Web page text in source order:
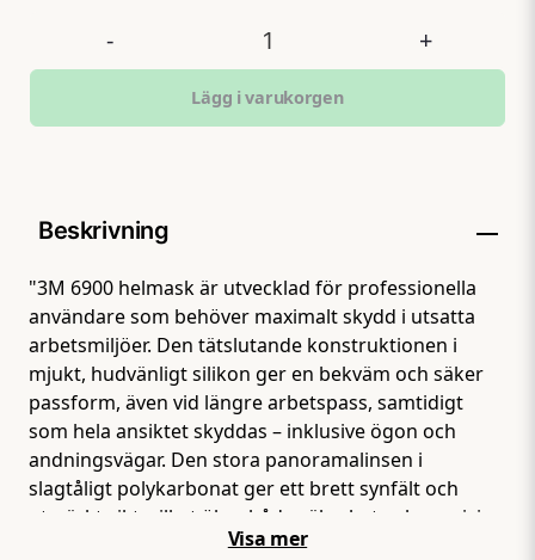
- +
Lägg i varukorgen
Beskrivning
"3M 6900 helmask är utvecklad för professionella
användare som behöver maximalt skydd i utsatta
arbetsmiljöer. Den tätslutande konstruktionen i
mjukt, hudvänligt silikon ger en bekväm och säker
passform, även vid längre arbetspass, samtidigt
som hela ansiktet skyddas – inklusive ögon och
andningsvägar. Den stora panoramalinsen i
slagtåligt polykarbonat ger ett brett synfält och
utmärkt sikt, vilket ökar både säkerhet och precision
i arbetet. Linsen uppfyller relevanta standarder för
Visa mer